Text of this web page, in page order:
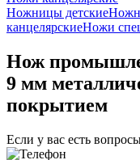
Ножницы детские
канцелярскиеНожи
Нож
9 мм
покрытием
Если у вас есть